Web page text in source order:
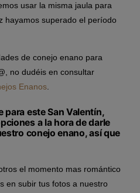
usar la misma jaula para
hayamos superado el período
de conejo enano para
no dudéis en consultar
Enanos.
para este San Valentín,
a la hora de darle
conejo enano, así que
el momento mas romántico
en subir tus fotos a nuestro